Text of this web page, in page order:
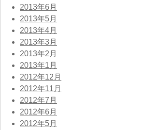
2013年6月
2013年5月
2013年4月
2013年3月
2013年2月
2013年1月
2012年12月
2012年11月
2012年7月
2012年6月
2012年5月